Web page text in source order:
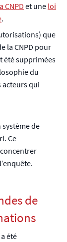
CNPDet une loi
.
que
la CNPD pour
été supprimées
du
acteurs qui
système de
Ce
de
été